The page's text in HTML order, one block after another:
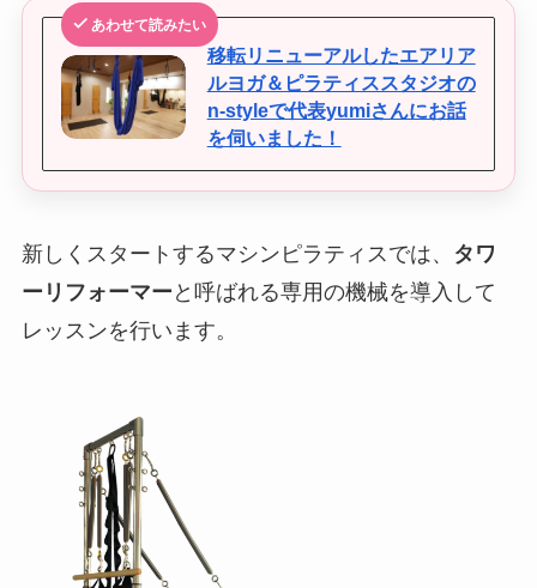
あわせて読みたい
移転リニューアルしたエアリア
ルヨガ＆ピラティススタジオの
n-styleで代表yumiさんにお話
を伺いました！
新しくスタートするマシンピラティスでは、
タワ
ーリフォーマー と呼ばれる専用の機械を導入して
レッスンを行います。